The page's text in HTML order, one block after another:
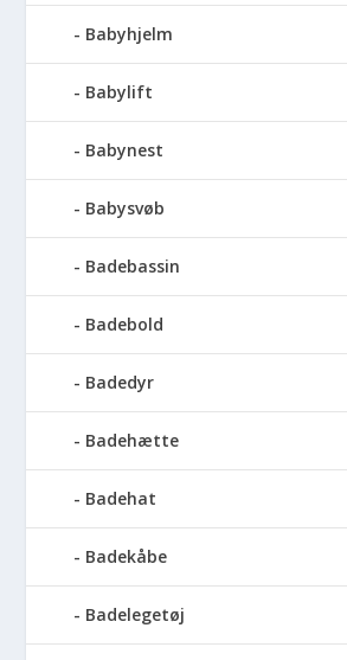
Babyhjelm
Babylift
Babynest
Babysvøb
Badebassin
Badebold
Badedyr
Badehætte
Badehat
Badekåbe
Badelegetøj